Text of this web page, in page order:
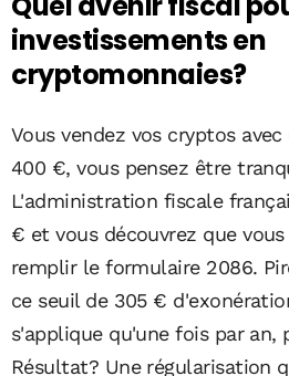
investissements en
cryptomonnaies?
Vous vendez vos cryptos
400 €, vous pensez être
L'administration fiscale
€ et vous découvrez que
remplir le formulaire 2086.
ce seuil de 305 €
s'applique qu'une fois par an,
Résultat? Une régularisation